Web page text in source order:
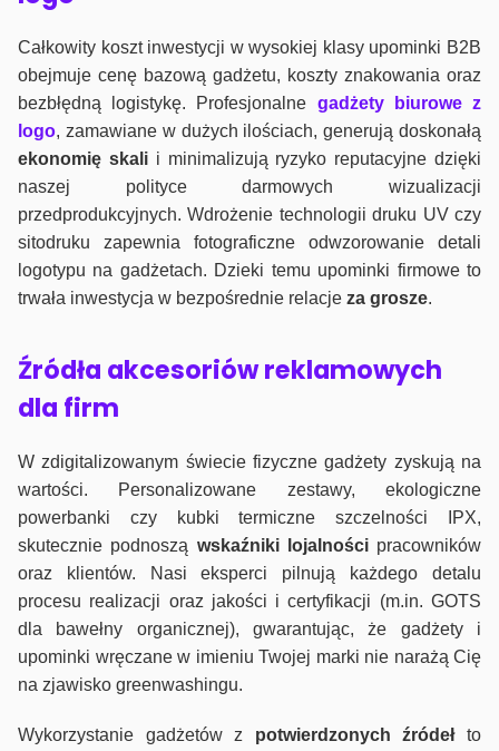
Całkowity koszt inwestycji w wysokiej klasy upominki B2B
obejmuje cenę bazową gadżetu, koszty znakowania oraz
bezbłędną logistykę. Profesjonalne gadżety biurowe z
logo, zamawiane w dużych ilościach, generują doskonałą
ekonomię skalii minimalizują ryzyko reputacyjne dzięki
naszej polityce darmowych wizualizacji
przedprodukcyjnych. Wdrożenie technologii druku UV czy
sitodruku zapewnia fotograficzne odwzorowanie detali
logotypu na gadżetach. Dzieki temu upominki firmowe to
trwała inwestycja w bezpośrednie relacje za grosze.
Źródła akcesoriów reklamowych
dla firm
W zdigitalizowanym świecie fizyczne gadżety zyskują na
wartości. Personalizowane zestawy, ekologiczne
powerbanki czy kubki termiczne szczelności IPX,
skutecznie podnoszą wskaźniki lojalnościpracowników
oraz klientów. Nasi eksperci pilnują każdego detalu
procesu realizacji oraz jakości i certyfikacji (m.in. GOTS
dla bawełny organicznej), gwarantując, że gadżety i
upominki wręczane w imieniu Twojej marki nie narażą Cię
na zjawisko greenwashingu.
Wykorzystanie gadżetów z potwierdzonych źródełto